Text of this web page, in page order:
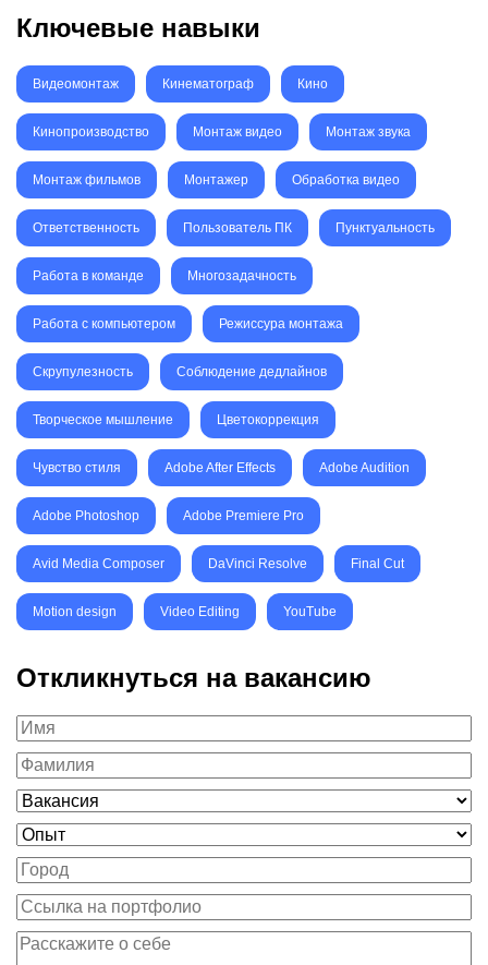
Ключевые навыки
Видеомонтаж Кинематограф Кино
Кинопроизводство Монтаж видео Монтаж звука
Монтаж фильмов Монтажер Обработка видео
Ответственность Пользователь ПК Пунктуальность
Работа в команде Многозадачность
Работа с компьютером Режиссура монтажа
Скрупулезность Соблюдение дедлайнов
Творческое мышление Цветокоррекция
Чувство стиля Adobe After Effects Adobe Audition
Adobe Photoshop Adobe Premiere Pro
Avid Media Composer DaVinci Resolve Final Cut
Motion design Video Editing YouTube
Откликнуться на вакансию